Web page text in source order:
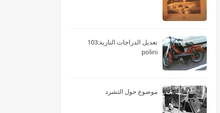
تعديل الدراجات النارية:103
polini
موضوع حول التشرد